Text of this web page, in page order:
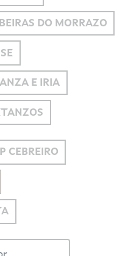
DO MORRAZO
E IRIA
CEBREIRO